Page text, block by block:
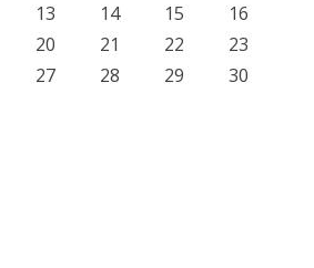
13 14 15
16
20 21 22
23
27 28 29
30